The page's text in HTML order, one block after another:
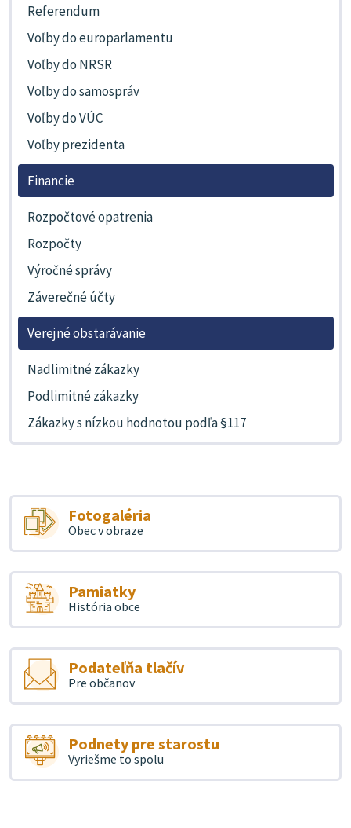
Referendum
Voľby do europarlamentu
Voľby do NRSR
Voľby do samospráv
Voľby do VÚC
Voľby prezidenta
Financie
Rozpočtové opatrenia
Rozpočty
Výročné správy
Záverečné účty
Verejné obstarávanie
Nadlimitné zákazky
Podlimitné zákazky
Zákazky s nízkou hodnotou podľa §117
Fotogaléria
Obec v obraze
Pamiatky
História obce
Podateľňa tlačív
Pre občanov
Podnety pre starostu
Vyriešme to spolu